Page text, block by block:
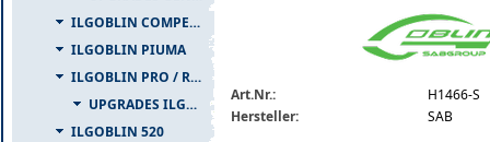
ILGOBLIN COMPETIZIONE
ILGOBLIN PIUMA
ILGOBLIN PRO / RAW 700
UPGRADES ILGOBLIN PRO / RAW 700
ILGOBLIN 520
Art.Nr.:
H1466-S
Hersteller:
SAB